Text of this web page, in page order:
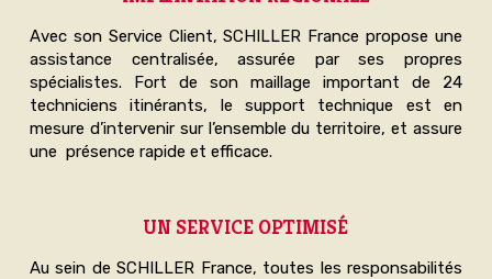
Avec son Service Client, SCHILLER France propose une
assistance centralisée, assurée par ses propres
spécialistes. Fort de son maillage important de 24
techniciens itinérants, le support technique est en
mesure d’intervenir sur l’ensemble du territoire, et assure
une présence rapide et efficace.
UN SERVICE OPTIMISÉ
Au sein de SCHILLER France, toutes les responsabilités